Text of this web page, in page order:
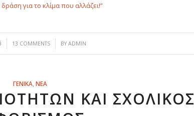
για το κλίμα που αλλάζει!”
13 COMMENTS
/ BYADMIN
ΓΕΝΙΚΑ, ΝΕΑ
ΚΑΙ ΣΧΟΛΙΚΌΣ